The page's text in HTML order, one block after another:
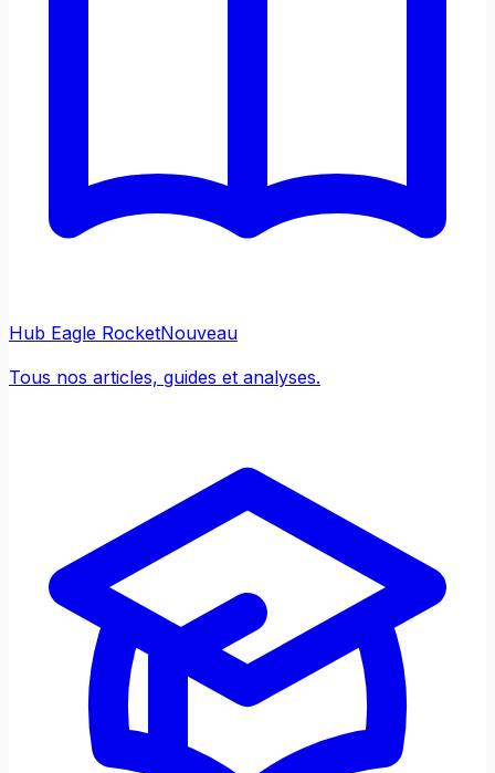
Hub Eagle RocketNouveau
Tous nos articles, guides et analyses.